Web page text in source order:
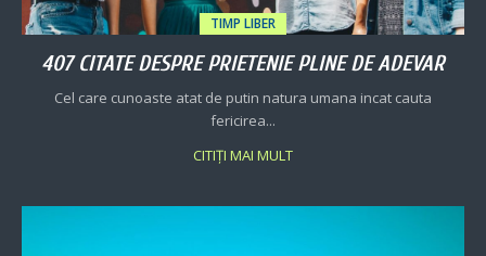
TIMP LIBER
407 CITATE DESPRE PRIETENIE PLINE DE ADEVAR
Cel care cunoaste atat de putin natura umana incat cauta
fericirea...
CITIȚI MAI MULT